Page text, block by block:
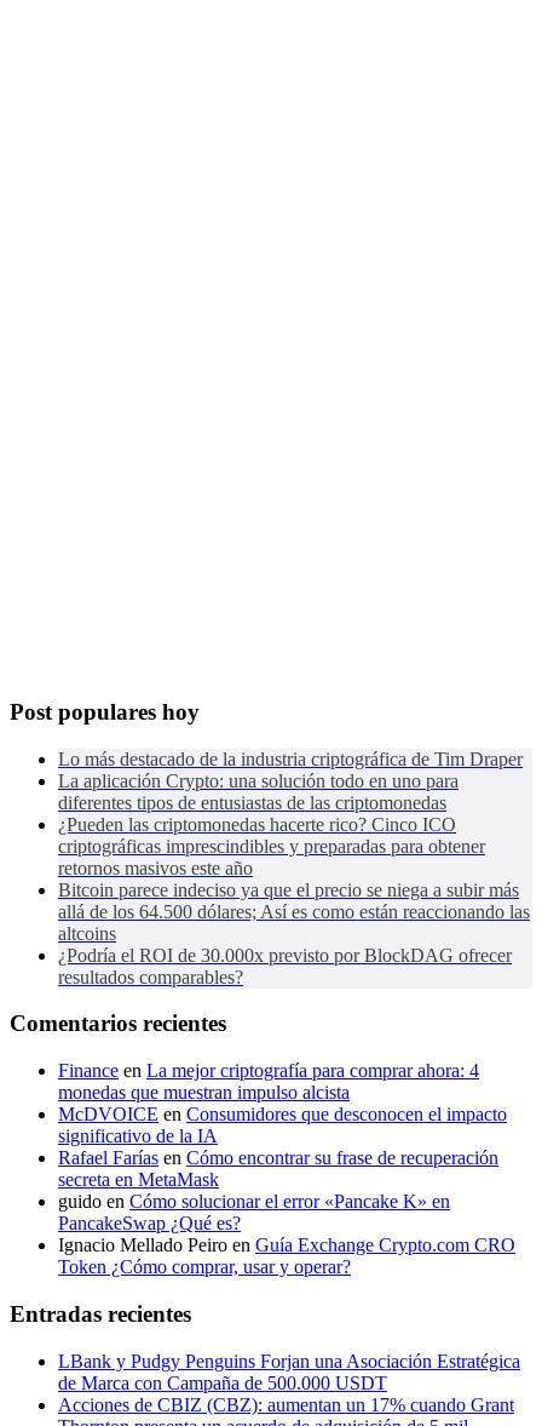
Post populares hoy
Lo más destacado de la industria criptográfica de Tim Draper
La aplicación Crypto: una solución todo en uno para
diferentes tipos de entusiastas de las criptomonedas
¿Pueden las criptomonedas hacerte rico? Cinco ICO
criptográficas imprescindibles y preparadas para obtener
retornos masivos este año
Bitcoin parece indeciso ya que el precio se niega a subir más
allá de los 64.500 dólares; Así es como están reaccionando las
altcoins
¿Podría el ROI de 30.000x previsto por BlockDAG ofrecer
resultados comparables?
Comentarios recientes
Finance en La mejor criptografía para comprar ahora: 4
monedas que muestran impulso alcista
McDVOICE en Consumidores que desconocen el impacto
significativo de la IA
Rafael Farías en Cómo encontrar su frase de recuperación
secreta en MetaMask
guido en Cómo solucionar el error «Pancake K» en
PancakeSwap ¿Qué es?
Ignacio Mellado Peiro en Guía Exchange Crypto.com CRO
Token ¿Cómo comprar, usar y operar?
Entradas recientes
LBank y Pudgy Penguins Forjan una Asociación Estratégica
de Marca con Campaña de 500.000 USDT
Acciones de CBIZ (CBZ): aumentan un 17% cuando Grant